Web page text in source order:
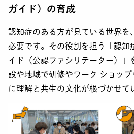
ガイド）の育成
認知症のある方が見ている世界を
必要です。その役割を担う「認知
イド（公認ファシリテーター）
設や地域で研修やワーク ショッ
に理解と共生の文化が根づかせて